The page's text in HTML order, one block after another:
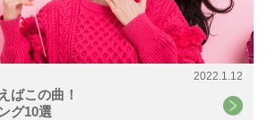
2022.1.12
ばこの曲！
グ10選